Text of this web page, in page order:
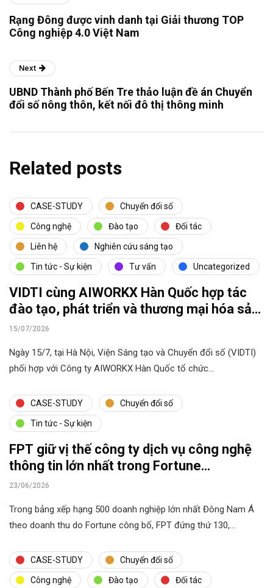
Rạng Đông được vinh danh tại Giải thương TOP
Công nghiệp 4.0 Việt Nam
Next
UBND Thành phố Bến Tre thảo luận đề án Chuyển
đổi số nông thôn, kết nối đô thị thông minh
Related posts
CASE-STUDY Chuyển đổi số
Công nghệ Đào tạo Đối tác
Liên hệ Nghiên cứu sáng tạo
Tin tức - Sự kiện Tư vấn Uncategorized
VIDTI cùng AIWORKX Hàn Quốc hợp tác
đào tạo, phát triển và thương mại hóa sản
phẩm AI
15/07/2026
Ngày 15/7, tại Hà Nội, Viện Sáng tạo và Chuyển đổi số (VIDTI)
phối hợp với Công ty AIWORKX Hàn Quốc tổ chức…
CASE-STUDY Chuyển đổi số
Tin tức - Sự kiện
FPT giữ vị thế công ty dịch vụ công nghệ
thông tin lớn nhất trong Fortune
Southeast Asia 500
23/06/2026
Trong bảng xếp hạng 500 doanh nghiệp lớn nhất Đông Nam Á
theo doanh thu do Fortune công bố, FPT đứng thứ 130,…
CASE-STUDY Chuyển đổi số
Công nghệ Đào tạo Đối tác